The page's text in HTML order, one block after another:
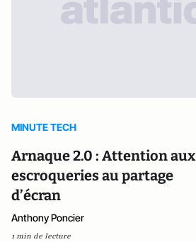
MINUTE TECH
Arnaque 2.0 : Attention aux
escroqueries au partage
d’écran
Anthony Poncier
1 min de lecture